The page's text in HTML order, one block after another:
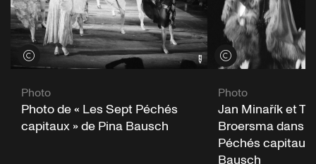
Voir les crédits
Photo
Photo de « Les Sept Péchés
capitaux » de Pina Bausch
Voir les crédits
Photo
Jan Minařík et
Broersma dans
Péchés capitaux
Bausch